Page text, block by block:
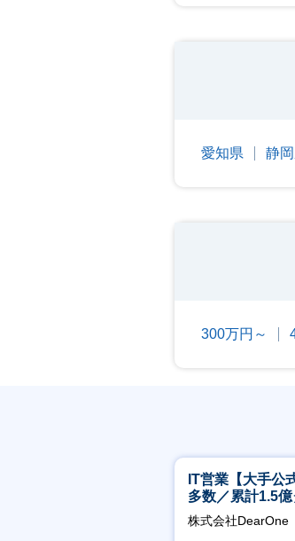
愛知県 静
300万円～
IT営業【大手公
多数／累計1.5億
リモート／服装
株式会社DearOne